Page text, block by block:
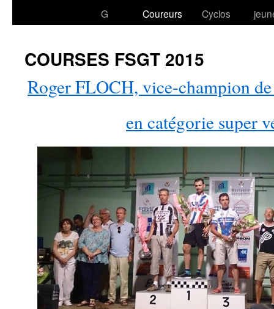
G
Coureurs
Cyclos
COURSES FSGT 2015
Roger FLOCH, vice-champion
en catégorie super